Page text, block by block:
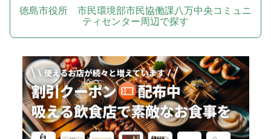
徳島市役所 市民環境部市民協働課八万中央コミュニ
ティセンター周辺で探す